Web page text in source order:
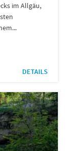
im Allgäu,
DETAILS